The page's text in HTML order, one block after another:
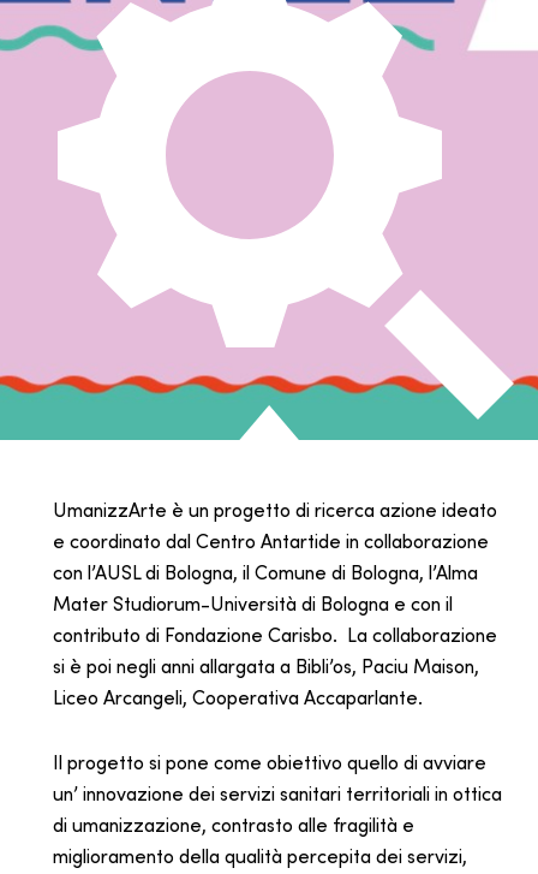
UmanizzArte è un progetto di ricerca azione ideato
e coordinato dal Centro Antartide in collaborazione
con l’AUSL di Bologna, il Comune di Bologna, l’Alma
Mater Studiorum-Università di Bologna e con il
contributo di Fondazione Carisbo. La collaborazione
si è poi negli anni allargata a Bibli’os, Paciu Maison,
Liceo Arcangeli, Cooperativa Accaparlante.
Il progetto si pone come obiettivo quello di avviare
un’ innovazione dei servizi sanitari territoriali in ottica
di umanizzazione, contrasto alle fragilità e
miglioramento della qualità percepita dei servizi,